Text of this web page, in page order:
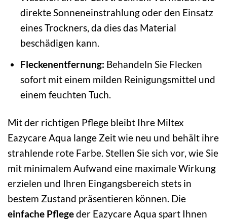
direkte Sonneneinstrahlung oder den Einsatz
eines Trockners, da dies das Material
beschädigen kann.
Fleckenentfernung: Behandeln Sie Flecken
sofort mit einem milden Reinigungsmittel und
einem feuchten Tuch.
Mit der richtigen Pflege bleibt Ihre Miltex
Eazycare Aqua lange Zeit wie neu und behält ihre
strahlende rote Farbe. Stellen Sie sich vor, wie Sie
mit minimalem Aufwand eine maximale Wirkung
erzielen und Ihren Eingangsbereich stets in
bestem Zustand präsentieren können. Die
einfache Pflegeder Eazycare Aqua spart Ihnen